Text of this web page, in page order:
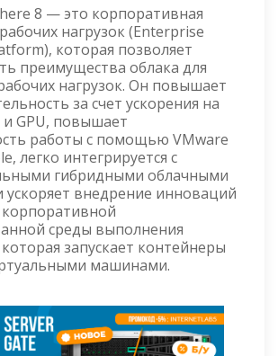
8 — это корпоративная
нагрузок (Enterprise
которая позволяет
преимущества облака для
нагрузок. Он повышает
за счет ускорения на
и GPU, повышает
работы с помощью VMware
легко интегрируется с
гибридными облачными
ускоряет внедрение инноваций
среды выполнения
запускает контейнеры
машинами.